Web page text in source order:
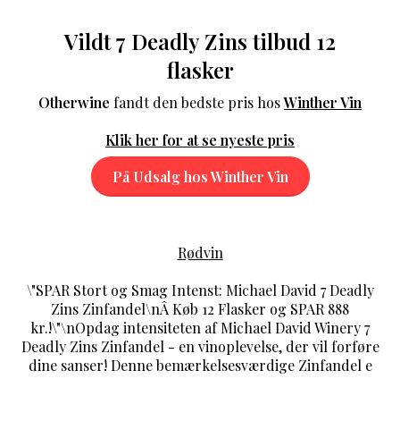
Vildt 7 Deadly Zins tilbud 12
flasker
Otherwine fandt den bedste pris hosWinther Vin
Klik her for at se nyeste pris
På Udsalg hos Winther Vin
Rødvin
\"SPAR Stort og Smag Intenst: Michael David 7 Deadly
Zins Zinfandel\nÂ Køb 12 Flasker og SPAR 888
kr.!\"\nOpdag intensiteten af Michael David Winery 7
Deadly Zins Zinfandel - en vinoplevelse, der vil forføre
dine sanser! Denne bemærkelsesværdige Zinfandel e